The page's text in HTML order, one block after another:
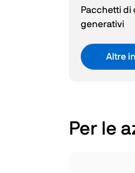
Pacchetti di
generativi
Altre
Per le